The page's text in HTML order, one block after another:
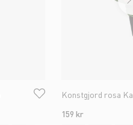
Konstgjord rosa
159 kr